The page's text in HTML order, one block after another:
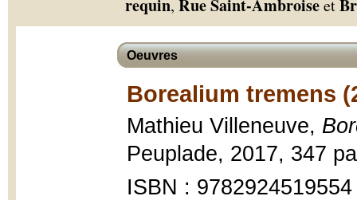
requin, Rue Saint-Ambroiseet
Oeuvres
Borealium tremens
Mathieu Villeneuve,
Peuplade, 2017, 347
ISBN : 9782924519554